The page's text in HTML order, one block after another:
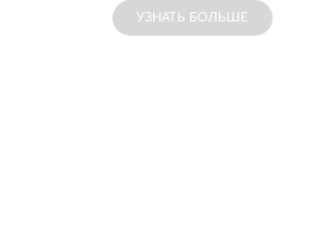
УЗНАТЬ БОЛЬШЕ